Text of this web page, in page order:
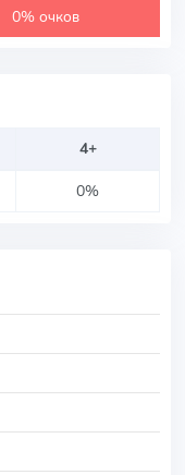
0% очков
4+
0%